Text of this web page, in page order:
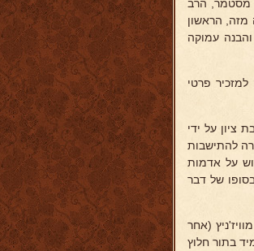
מסטמר, הרב
מזה, הראשון
עמוקה
למזכיר פרטי
ציון על ידי
להתישבות
על אדמות
של דבר
(אחר
בתור חלוץ